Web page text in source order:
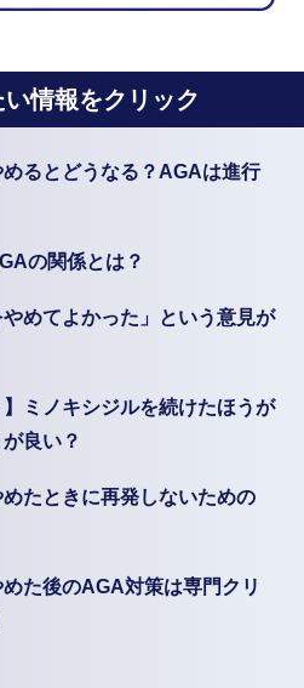
情報をクリック
めるとどうなる？AGAは進行
の関係とは？
やめてよかった」という意見が
】ミノキシジルを続けたほうが
良い？
たときに再発しないための
た後のAGA対策は専門クリ